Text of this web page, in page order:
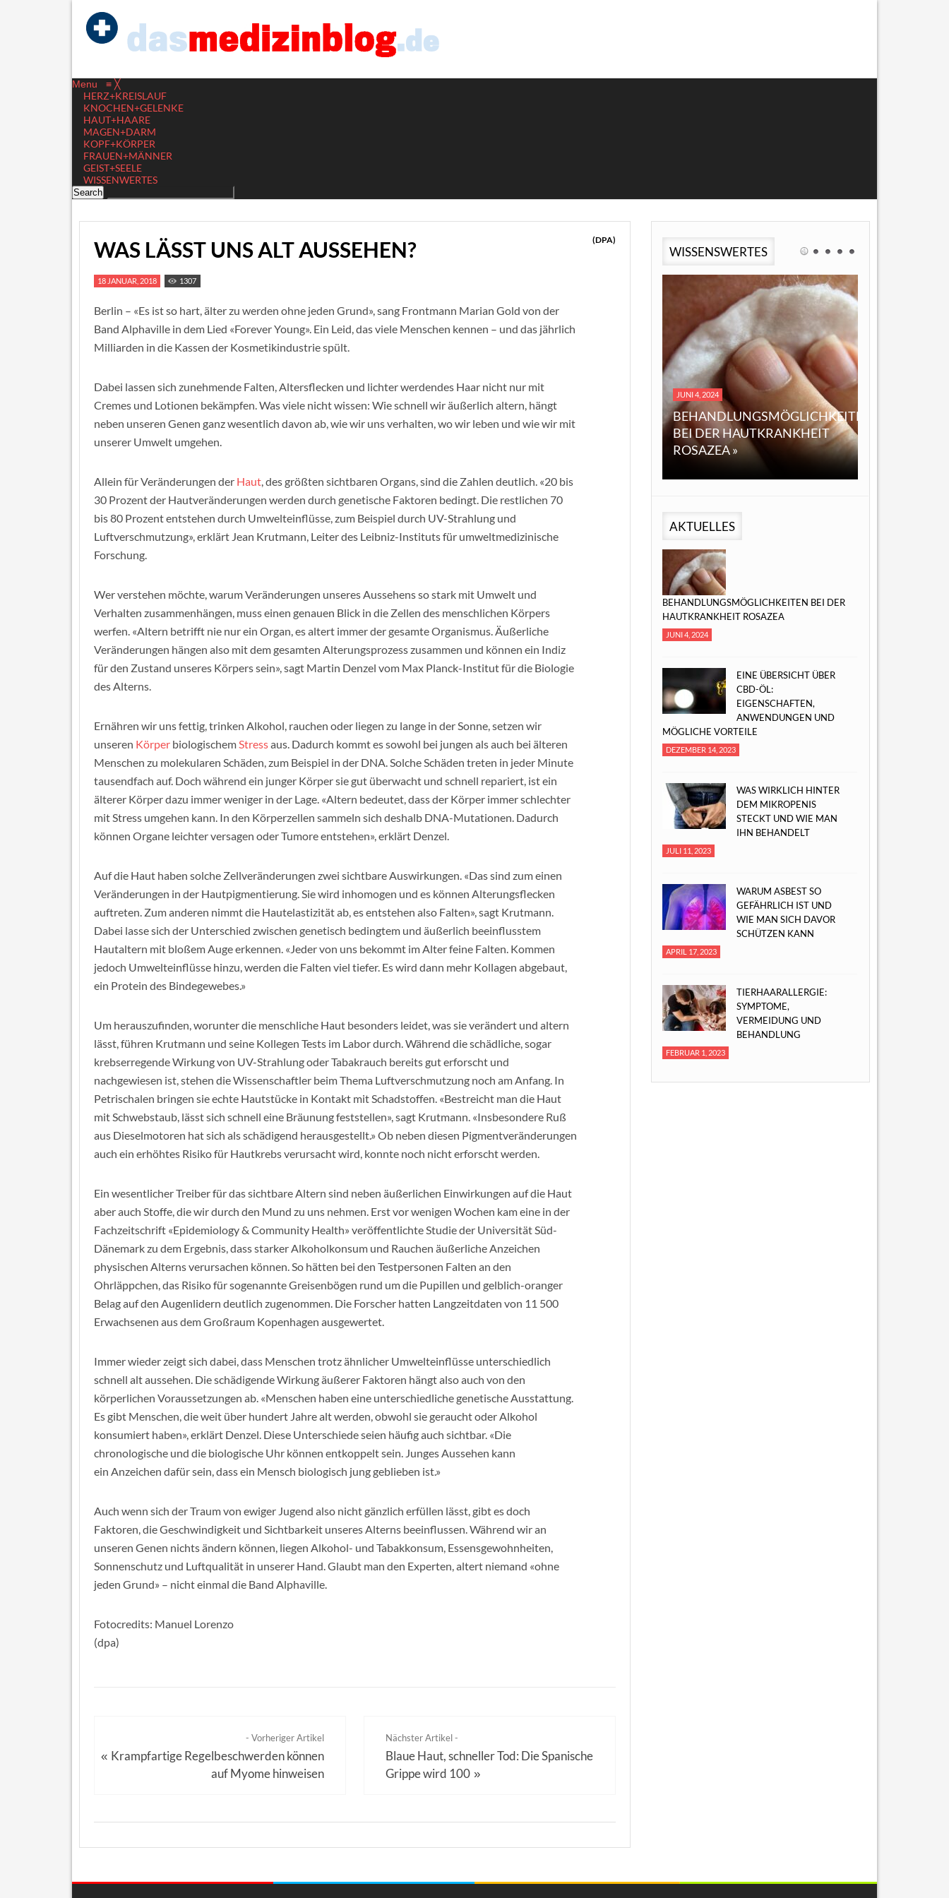
Menu ≡ ╳
HERZ+KREISLAUF
KNOCHEN+GELENKE
HAUT+HAARE
MAGEN+DARM
KOPF+KÖRPER
FRAUEN+MÄNNER
GEIST+SEELE
WISSENWERTES
WAS LÄSST UNS ALT AUSSEHEN? (DPA)
18 JANUAR, 2018 1307
Berlin – «Es ist so hart, älter zu werden ohne jeden Grund», sang Frontmann Marian Gold von der
Band Alphaville in dem Lied «Forever Young». Ein Leid, das viele Menschen kennen – und das jährlich
Milliarden in die Kassen der Kosmetikindustrie spült.
Dabei lassen sich zunehmende Falten, Altersflecken und lichter werdendes Haar nicht nur mit
Cremes und Lotionen bekämpfen. Was viele nicht wissen: Wie schnell wir äußerlich altern, hängt
neben unseren Genen ganz wesentlich davon ab, wie wir uns verhalten, wo wir leben und wie wir mit
unserer Umwelt umgehen.
Allein für Veränderungen der Haut, des größten sichtbaren Organs, sind die Zahlen deutlich. «20 bis
30 Prozent der Hautveränderungen werden durch genetische Faktoren bedingt. Die restlichen 70
bis 80 Prozent entstehen durch Umwelteinflüsse, zum Beispiel durch UV-Strahlung und
Luftverschmutzung», erklärt Jean Krutmann, Leiter des Leibniz-Instituts für umweltmedizinische
Forschung.
Wer verstehen möchte, warum Veränderungen unseres Aussehens so stark mit Umwelt und
Verhalten zusammenhängen, muss einen genauen Blick in die Zellen des menschlichen Körpers
werfen. «Altern betrifft nie nur ein Organ, es altert immer der gesamte Organismus. Äußerliche
Veränderungen hängen also mit dem gesamten Alterungsprozess zusammen und können ein Indiz
für den Zustand unseres Körpers sein», sagt Martin Denzel vom Max Planck-Institut für die Biologie
des Alterns.
Ernähren wir uns fettig, trinken Alkohol, rauchen oder liegen zu lange in der Sonne, setzen wir
unseren Körper biologischemStressaus. Dadurch kommt es sowohl bei jungen als auch bei älteren
Menschen zu molekularen Schäden, zum Beispiel in der DNA. Solche Schäden treten in jeder Minute
tausendfach auf. Doch während ein junger Körper sie gut überwacht und schnell repariert, ist ein
älterer Körper dazu immer weniger in der Lage. «Altern bedeutet, dass der Körper immer schlechter
mit Stress umgehen kann. In den Körperzellen sammeln sich deshalb DNA-Mutationen. Dadurch
können Organe leichter versagen oder Tumore entstehen», erklärt Denzel.
Auf die Haut haben solche Zellveränderungen zwei sichtbare Auswirkungen. «Das sind zum einen
Veränderungen in der Hautpigmentierung. Sie wird inhomogen und es können Alterungsflecken
auftreten. Zum anderen nimmt die Hautelastizität ab, es entstehen also Falten», sagt Krutmann.
Dabei lasse sich der Unterschied zwischen genetisch bedingtem und äußerlich beeinflusstem
Hautaltern mit bloßem Auge erkennen. «Jeder von uns bekommt im Alter feine Falten. Kommen
jedoch Umwelteinflüsse hinzu, werden die Falten viel tiefer. Es wird dann mehr Kollagen abgebaut,
ein Protein des Bindegewebes.»
Um herauszufinden, worunter die menschliche Haut besonders leidet, was sie verändert und altern
lässt, führen Krutmann und seine Kollegen Tests im Labor durch. Während die schädliche, sogar
krebserregende Wirkung von UV-Strahlung oder Tabakrauch bereits gut erforscht und
nachgewiesen ist, stehen die Wissenschaftler beim Thema Luftverschmutzung noch am Anfang. In
Petrischalen bringen sie echte Hautstücke in Kontakt mit Schadstoffen. «Bestreicht man die Haut
mit Schwebstaub, lässt sich schnell eine Bräunung feststellen», sagt Krutmann. «Insbesondere Ruß
aus Dieselmotoren hat sich als schädigend herausgestellt.» Ob neben diesen Pigmentveränderungen
auch ein erhöhtes Risiko für Hautkrebs verursacht wird, konnte noch nicht erforscht werden.
Ein wesentlicher Treiber für das sichtbare Altern sind neben äußerlichen Einwirkungen auf die Haut
aber auch Stoffe, die wir durch den Mund zu uns nehmen. Erst vor wenigen Wochen kam eine in der
Fachzeitschrift «Epidemiology & Community Health» veröffentlichte Studie der Universität Süd-
Dänemark zu dem Ergebnis, dass starker Alkoholkonsum und Rauchen äußerliche Anzeichen
physischen Alterns verursachen können. So hätten bei den Testpersonen Falten an den
Ohrläppchen, das Risiko für sogenannte Greisenbögen rund um die Pupillen und gelblich-oranger
Belag auf den Augenlidern deutlich zugenommen. Die Forscher hatten Langzeitdaten von 11 500
Erwachsenen aus dem Großraum Kopenhagen ausgewertet.
Immer wieder zeigt sich dabei, dass Menschen trotz ähnlicher Umwelteinflüsse unterschiedlich
schnell alt aussehen. Die schädigende Wirkung äußerer Faktoren hängt also auch von den
körperlichen Voraussetzungen ab. «Menschen haben eine unterschiedliche genetische Ausstattung.
Es gibt Menschen, die weit über hundert Jahre alt werden, obwohl sie geraucht oder Alkohol
konsumiert haben», erklärt Denzel. Diese Unterschiede seien häufig auch sichtbar. «Die
chronologische und die biologische Uhr können entkoppelt sein. Junges Aussehen kann
ein Anzeichen dafür sein, dass ein Mensch biologisch jung geblieben ist.»
Auch wenn sich der Traum von ewiger Jugend also nicht gänzlich erfüllen lässt, gibt es doch
Faktoren, die Geschwindigkeit und Sichtbarkeit unseres Alterns beeinflussen. Während wir an
unseren Genen nichts ändern können, liegen Alkohol- und Tabakkonsum, Essensgewohnheiten,
Sonnenschutz und Luftqualität in unserer Hand. Glaubt man den Experten, altert niemand «ohne
jeden Grund» – nicht einmal die Band Alphaville.
Fotocredits: Manuel Lorenzo
(dpa)
- Vorheriger Artikel
« Krampfartige Regelbeschwerden können
auf Myome hinweisen
Nächster Artikel -
Blaue Haut, schneller Tod: Die Spanische
Grippe wird 100 »
WISSENSWERTES
BEHANDLUNGSMÖGLICHKEITEN
BEI DER HAUTKRANKHEIT
ROSAZEA »
DEZEMBER 14, 2023
EINE ÜBERSICHT
ÖL: EIGENSCHAFTEN,
ANWENDUNGEN
MÖGLICHE VORTEILE
AKTUELLES
BEHANDLUNGSMÖGLICHKEITEN BEI DER
HAUTKRANKHEIT ROSAZEA
JUNI 4, 2024
EINE ÜBERSICHT ÜBER
CBD-ÖL:
EIGENSCHAFTEN,
ANWENDUNGEN UND
MÖGLICHE VORTEILE
DEZEMBER 14, 2023
WAS WIRKLICH HINTER
DEM MIKROPENIS
STECKT UND WIE MAN
IHN BEHANDELT
JULI 11, 2023
WARUM ASBEST SO
GEFÄHRLICH IST UND
WIE MAN SICH DAVOR
SCHÜTZEN KANN
APRIL 17, 2023
TIERHAARALLERGIE:
SYMPTOME,
VERMEIDUNG UND
BEHANDLUNG
FEBRUAR 1, 2023